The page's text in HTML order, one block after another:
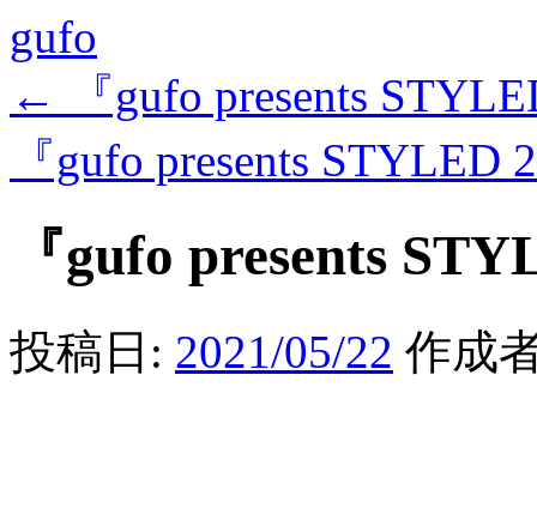
gufo
←
『gufo presents
『gufo presents STYLED
『gufo presents
投稿日: 2021/05/22 作成